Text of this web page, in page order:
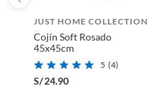
JUST HOME COLLECTION
Cojín Soft Rosado
45x45cm
5 (4)
S/24.90